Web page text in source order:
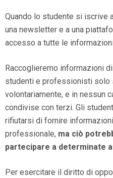
Quando lo studente si iscrive
una newsletter e a una
accesso a tutte le
Raccoglieremo informazioni
studenti e professionisti solo
volontariamente, e in nessun
condivise con terzi. Gli
rifiutarsi di fornire
professionale, ma ciò
partecipare a determinate
Per esercitare il diritto di